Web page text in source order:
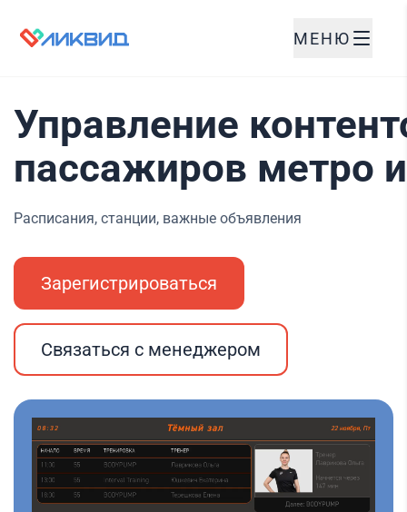
МЕНЮ
Управление
пассажиров метро
Расписания, станции, важные объявления
Зарегистрироваться
Связаться с менеджером